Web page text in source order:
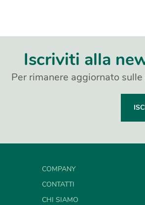
Iscriviti alla
Per rimanere aggiornato
COMPANY
CONTATTI
CHI SIAMO